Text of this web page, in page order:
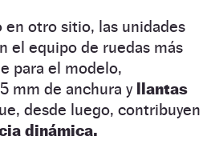
en otro sitio, las unidades
el equipo de ruedas más
para el modelo,
mm de anchura yllantas
desde luego, contribuyen
dinámica.